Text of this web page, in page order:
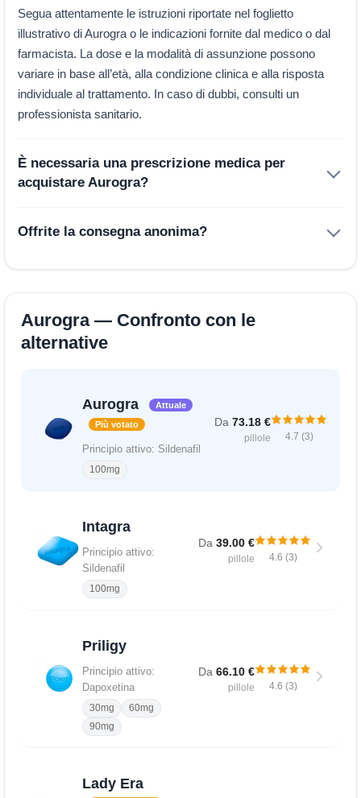
Segua attentamente le istruzioni riportate nel foglietto
illustrativo di Aurogra o le indicazioni fornite dal medico o dal
farmacista. La dose e la modalità di assunzione possono
variare in base all’età, alla condizione clinica e alla risposta
individuale al trattamento. In caso di dubbi, consulti un
professionista sanitario.
È necessaria una prescrizione medica per
acquistare Aurogra?
Offrite la consegna anonima?
Aurogra — Confronto con le
alternative
Aurogra
Attuale
Più votato
Principio attivo: Sildenafil
100mg
Da 73.18 €
pillole 4.7 (3)
Intagra
Principio attivo:
Sildenafil
100mg
Da 39.00 €
pillole 4.6 (3)
Priligy
Principio attivo:
Dapoxetina
30mg
60mg
90mg
Da 66.10 €
pillole 4.6 (3)
Lady Era